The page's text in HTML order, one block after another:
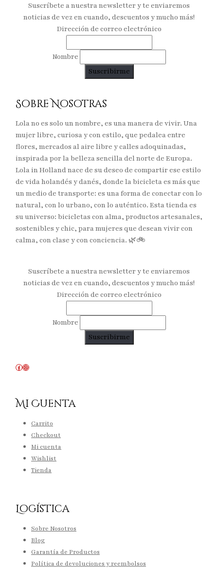
Suscríbete a nuestra newsletter y te enviaremos
noticias de vez en cuando, descuentos y mucho más!
Dirección de correo electrónico
Nombre
Sobre Nosotras
Lola no es solo un nombre, es una manera de vivir. Una
mujer libre, curiosa y con estilo, que pedalea entre
flores, mercados al aire libre y calles adoquinadas,
inspirada por la belleza sencilla del norte de Europa.
Lola in Holland nace de su deseo de compartir ese estilo
de vida holandés y danés, donde la bicicleta es más que
un medio de transporte: es una forma de conectar con lo
natural, con lo urbano, con lo auténtico. Esta tienda es
su universo: bicicletas con alma, productos artesanales,
sostenibles y chic, para mujeres que desean vivir con
calma, con clase y con conciencia. 🌿🚲
Suscríbete a nuestra newsletter y te enviaremos
noticias de vez en cuando, descuentos y mucho más!
Dirección de correo electrónico
Nombre
Facebook
Instagram
Mi Cuenta
Carrito
Checkout
Mi cuenta
Wishlist
Tienda
Logística
Sobre Nosotros
Blog
Garantía de Productos
Política de devoluciones y reembolsos